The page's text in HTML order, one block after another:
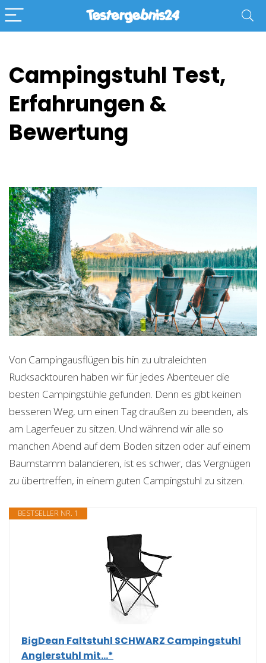
Campingstuhl Test,
Erfahrungen &
Bewertung
Von Campingausflügen bis hin zu ultraleichten
Rucksacktouren haben wir für jedes Abenteuer die
besten Campingstühle gefunden. Denn es gibt keinen
besseren Weg, um einen Tag draußen zu beenden, als
am Lagerfeuer zu sitzen. Und während wir alle so
manchen Abend auf dem Boden sitzen oder auf einem
Baumstamm balancieren, ist es schwer, das Vergnügen
zu übertreffen, in einem guten Campingstuhl zu sitzen.
BESTSELLER NR. 1
BigDean Faltstuhl SCHWARZ Campingstuhl
Anglerstuhl mit...*